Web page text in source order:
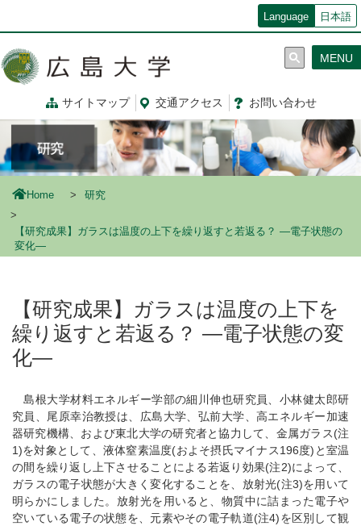
コ
ン
に
移
動
Language 日本語
サイトマップ 交通アクセス お問い合わせ
MENU
Home 研究
【研究成果】ガラスは温度の上下を繰り返すと若返る？ ―電子状態の
変化―
【研究成果】ガラスは温度の上下を
繰り返すと若返る？ ―電子状態の変
化―
島根大学材料エネルギー学部の細川伸也研究員、小林健太郎研
究員、尾原幸治教授は、広島大学、弘前大学、高エネルギー加速
器研究機構、および東北大学の研究者と協力して、金属ガラス(注
1)を対象として、液体窒素温度(およそ摂氏マイナス196度)と室温
の間を繰り返し上下させることによる若返り効果(注2)によって、
ガラスの電子状態が大きく変化することを、放射光(注3)を用いて
明らかにしました。放射光を用いると、物質中に詰まった電子や
空いている電子の状態を、元素やその電子軌道(注4)を区別して観